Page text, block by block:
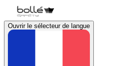
Ouvrir le sélecteur de langue